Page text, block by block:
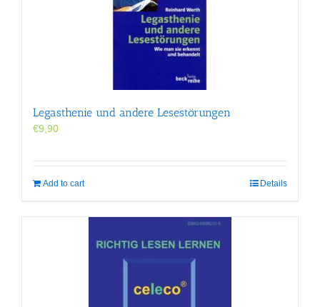
Legasthenie und andere Lesestörungen
€9,90
Add to cart Details